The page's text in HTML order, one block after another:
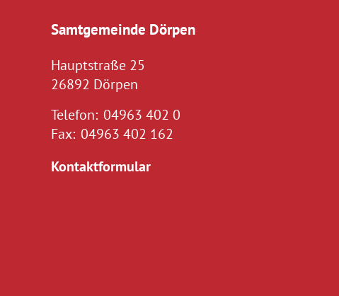
Samtgemeinde Dörpen
Hauptstraße 25
26892 Dörpen
Telefon: 04963 402 0
Fax: 04963 402 162
Kontaktformular